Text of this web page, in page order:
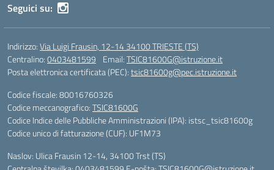
Seguici su:
Indirizzo:Via Luigi Frausin, 12-14 34100 TRIESTE (TS)
Centralino:0403481599 Email:TSIC81600G@istruzione.it
Posta elettronica certificata (PEC):tsic81600g@pec.istruzione.it
Codice fiscale: 80016760326
Codice meccanografico:TSIC81600G
Codice Indice delle Pubbliche Amministrazioni (IPA): istsc_tsic81600g
Codice unico di fatturazione (CUF): UF1M73
Naslov: Ulica Frausin 12-14, 34100 Trst (TS)